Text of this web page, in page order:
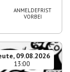
ANMELDEFRIST
VORBEI
09.08.2026
13:00